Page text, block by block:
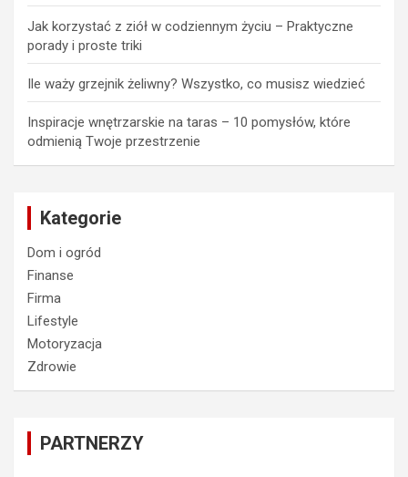
Jak korzystać z ziół w codziennym życiu – Praktyczne
porady i proste triki
Ile waży grzejnik żeliwny? Wszystko, co musisz wiedzieć
Inspiracje wnętrzarskie na taras – 10 pomysłów, które
odmienią Twoje przestrzenie
Kategorie
Dom i ogród
Finanse
Firma
Lifestyle
Motoryzacja
Zdrowie
PARTNERZY